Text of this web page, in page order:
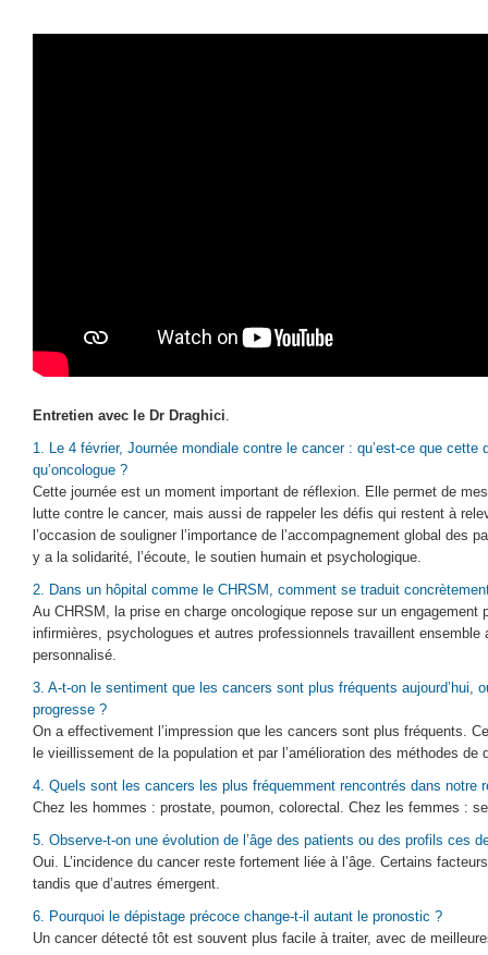
Entretien avec le Dr Draghici.
1. Le 4 février, Journée mondiale contre le cancer : qu’est-ce que cette
qu’oncologue ?
Cette journée est un moment important de réflexion. Elle permet de
lutte contre le cancer, mais aussi de rappeler les défis qui restent à
l’occasion de souligner l’importance de l’accompagnement global des
y a la solidarité, l’écoute, le soutien humain et psychologique.
2. Dans un hôpital comme le CHRSM, comment se traduit
Au CHRSM, la prise en charge oncologique repose sur un engagement
infirmières, psychologues et autres professionnels travaillent ensemble
personnalisé.
3. A-t-on le sentiment que les cancers sont plus fréquents aujourd’hui,
progresse ?
On a effectivement l’impression que les cancers sont plus fréquents.
le vieillissement de la population et par l’amélioration des méthodes de
4. Quels sont les cancers les plus fréquemment rencontrés dans notre
Chez les hommes : prostate, poumon, colorectal. Chez les femmes :
5. Observe-t-on une évolution de l’âge des patients ou des profils ces
Oui. L’incidence du cancer reste fortement liée à l’âge. Certains
tandis que d’autres émergent.
6. Pourquoi le dépistage précoce change-t-il autant le pronostic ?
Un cancer détecté tôt est souvent plus facile à traiter, avec de